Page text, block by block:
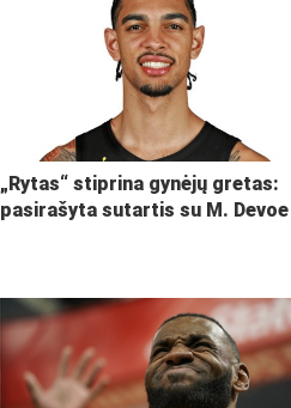
„Rytas“ stiprina gynėjų gretas:
pasirašyta sutartis su M. Devoe